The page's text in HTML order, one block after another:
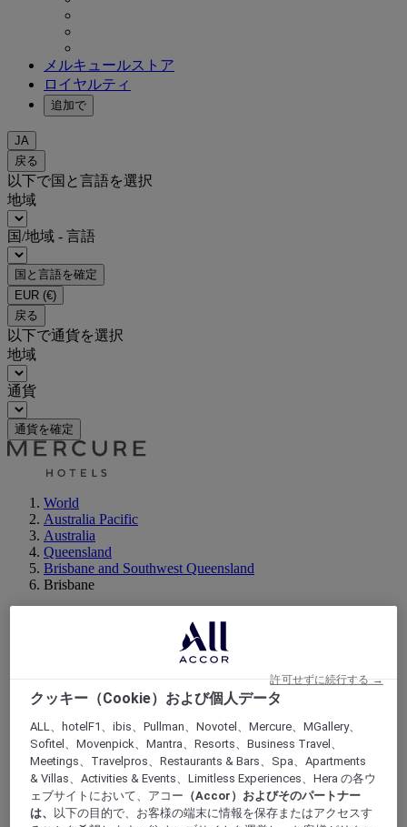
メルキュールストア
ロイヤルティ
追加で
JA
戻る
以下で国と言語を選択
地域
国/地域 - 言語
国と言語を確定
EUR (€)
戻る
以下で通貨を選択
地域
通貨
通貨を確定
World
Australia Pacific
Australia
Queensland
Brisbane and Southwest Queensland
Brisbane
ブリスベン, オーストラリア
クッキー（Cookie）および個人データ
ALL、hotelF1、ibis、Pullman、Novotel、Mercure、MGallery、
Sofitel、Movenpick、Mantra、Resorts、Business Travel、
Meetings、Travelpros、Restaurants & Bars、Spa、Apartments
& Villas、Activities & Events、Limitless Experiences、Hera の各ウ
ェブサイトにおいて、アコー （Accor）およびそのパートナー
は、
以下の目的で、お客様の端末に情報を保存またはアクセスす
許可せずに続行する →